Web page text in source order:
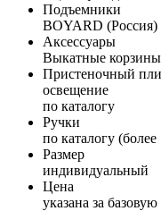
Подъемники
BOYARD (Россия)
Аксессуары
Выкатные
Пристеночный
освещение
по каталогу
Ручки
по каталогу
Размер
индивидуальный
Цена
указана за